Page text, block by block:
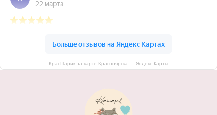
КрасШарик на карте Красноярска — Яндекс Карты